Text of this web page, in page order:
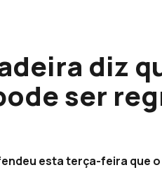
diz
ser
esta terça-feira que